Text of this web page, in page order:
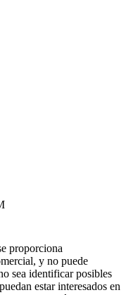
proporciona
y no puede
sea identificar posibles
estar interesados en